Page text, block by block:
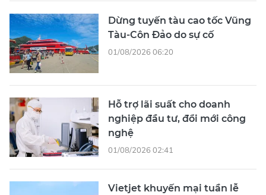
Dừng tuyến tàu cao tốc Vũng
Tàu-Côn Đảo do sự cố
01/08/2026 06:20
Hỗ trợ lãi suất cho doanh
nghiệp đầu tư, đổi mới công
nghệ
01/08/2026 02:41
Vietjet khuyến mại tuần lễ